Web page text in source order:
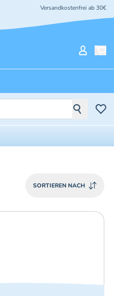
Versandkostenfrei ab 30€
SORTIEREN NACH